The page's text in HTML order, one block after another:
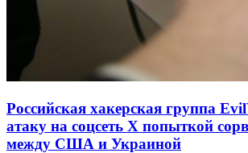
Российская хакерская группа
атаку на соцсеть Х попыткой
между США и Украиной